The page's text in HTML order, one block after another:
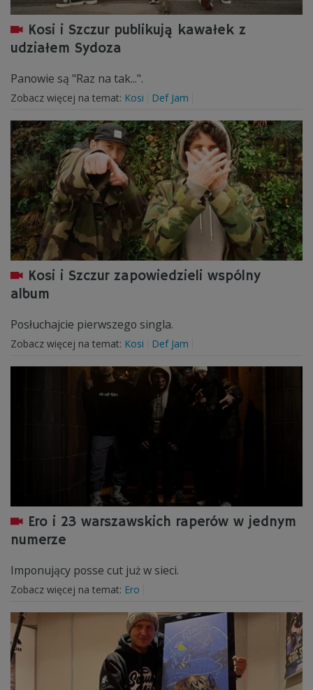
Kosi i Szczur publikują kawałek z
udziałem Sydoza
Panowie są "Raz na tak...".
Zobacz więcej na temat: Kosi Def Jam
Kosi i Szczur zapowiedzieli wspólny
album
Posłuchajcie pierwszego singla.
Zobacz więcej na temat: Kosi Def Jam
Ero i 23 warszawskich raperów w jednym
numerze
Imponujący posse cut już w sieci.
Zobacz więcej na temat: Ero